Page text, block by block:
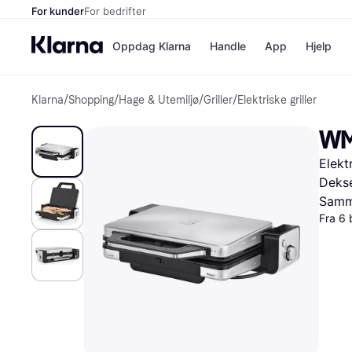
For kunderFor bedrifter
Oppdag Klarna
Betal nå
Betal i 3
Betal innen
Finansiering
Handle
Butikker
App Hjelp
Klarna/Shopping/Hage & Utemiljø/Griller/Elektriske griller
Fra 6